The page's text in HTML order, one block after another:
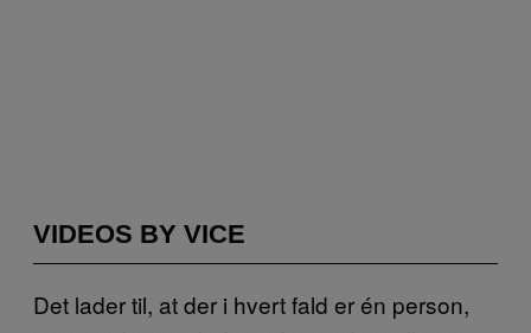
VIDEOS BY VICE
Det lader til, at der i hvert fald er én person,